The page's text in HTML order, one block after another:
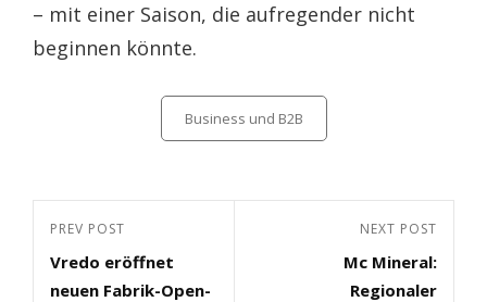
– mit einer Saison, die aufregender nicht
beginnen könnte.
Business und B2B
Beitragsnavigation
Previous
Post
PREV POST
Vredo eröffnet
neuen Fabrik-Open-
NEXT POST
Mc Mineral:
Regionaler